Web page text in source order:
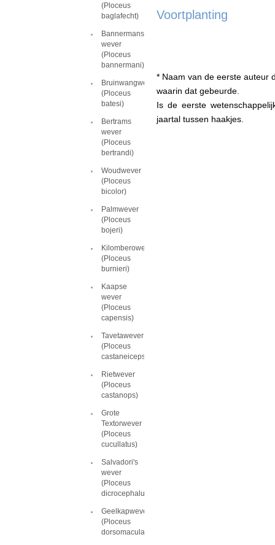
(Ploceus
baglafecht)
Bannermans
wever
(Ploceus
bannermani)
Bruinwangwever
(Ploceus
batesi)
Bertrams
wever
(Ploceus
bertrandi)
Woudwever
(Ploceus
bicolor)
Palmwever
(Ploceus
bojeri)
Kilomberowever
(Ploceus
burnieri)
Kaapse
wever
(Ploceus
capensis)
Tavetawever
(Ploceus
castaneiceps)
Rietwever
(Ploceus
castanops)
Grote
Textorwever
(Ploceus
cucullatus)
Salvadori's
wever
(Ploceus
dicrocephalus)
Geelkapwever
(Ploceus
dorsomaculatus)
Voortplanting
* Naam van de eerste auteur
waarin dat gebeurde.
Is de eerste
jaartal tussen haakjes.